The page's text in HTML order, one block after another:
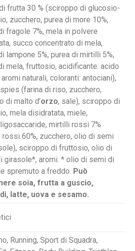
frutta 30 % (sciroppo di glucosio-
zucchero, purea di more 10%,
fragole 7%, mela in polvere
succo concentrato di mela,
lampone 5%, purea di mirtilli 5%,
mela, fruttosio, acidificante: acido
naturali, coloranti: antociani),
(farina di riso, zucchero,
di malto d’orzo, sale), sciroppo di
mela disidratata, miele,
mirtilli rossi 7%
60%, zucchero, olio di semi
sciroppo di fruttosio, olio di
girasole*, aromi. * olio di semi di
spremuto a freddo. Può
soia, frutta a guscio,
latte, uova e sesamo.
Running, Sport di Squadra,